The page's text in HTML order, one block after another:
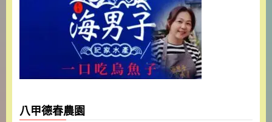
八甲德春農園